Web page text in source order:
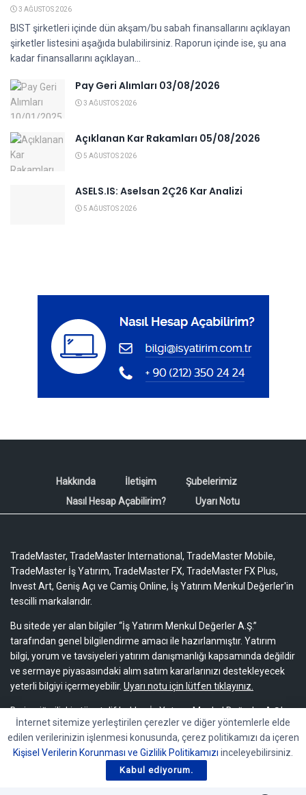
3 AĞUSTOS 2026
BIST şirketleri içinde dün akşam/bu sabah finansallarını açıklayan
şirketler listesini aşağıda bulabilirsiniz. Raporun içinde ise, şu ana
kadar finansallarını açıklayan...
Pay Geri Alımları 03/08/2026
3 AĞUSTOS 2026
Açıklanan Kar Rakamları 05/08/2026
5 AĞUSTOS 2026
ASELS.IS: Aselsan 2Ç26 Kar Analizi
5 AĞUSTOS 2026
Hakkında İletişim
Şubelerimiz
Nasıl Hesap Açabilirim?
Uyarı Notu
TradeMaster, TradeMaster International, TradeMaster Mobile,
TradeMaster İş Yatırım, TradeMaster FX, TradeMaster FX Plus,
Invest Art, Geniş Açı ve Camiş Online, İş Yatırım Menkul Değerler'in
tescilli markalarıdır.
Bu sitede yer alan bilgiler “İş Yatırım Menkul Değerler A.Ş.”
tarafından genel bilgilendirme amacı ile hazırlanmıştır. Yatırım
bilgi, yorum ve tavsiyeleri yatırım danışmanlığı kapsamında değildir
ve sermaye piyasasındaki alım satım kararlarınızı destekleyecek
yeterli bilgiyi içermeyebilir. Uyarı notu için lütfen tıklayınız.
Bu içeriğe ilişkin tüm telif hakları İş Yatırım Menkul Değerler A.Ş.’ye
aittir. Bu içerik, açık iznimiz olmaksızın başkaları tarafından
herhangi bir amaçla, kısmen veya tamamen çoğaltılamaz,
dağıtılamaz, yayımlanamaz veya değiştirilemez.
İnternet sitemize yerleştirilen çerezler ve diğer yöntemlerle elde
edilen verilerinizin işlenmesi konusunda, çerez politikamızı da içeren
Kişisel Verilerin Korunması ve Gizlilik Politikamızı inceleyebilirsiniz.
Kabul ediyorum.